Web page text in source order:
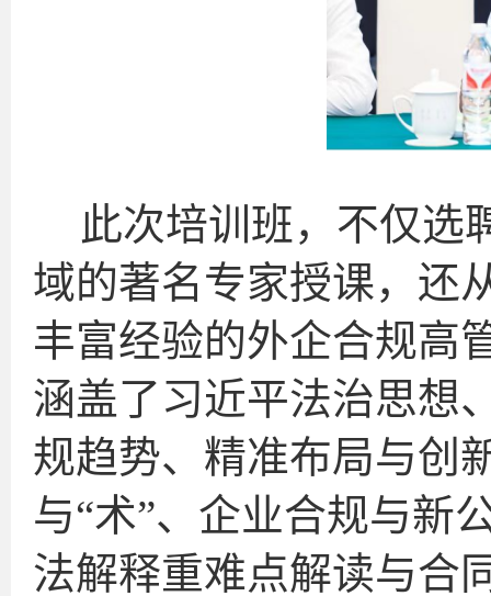
此次培训班，不仅选
域的著名专家授课，还
丰富经验的外企合规高
涵盖了习近平法治思想
规趋势、精准布局与
与“术”、企业合规与新
法解释重难点解读与合